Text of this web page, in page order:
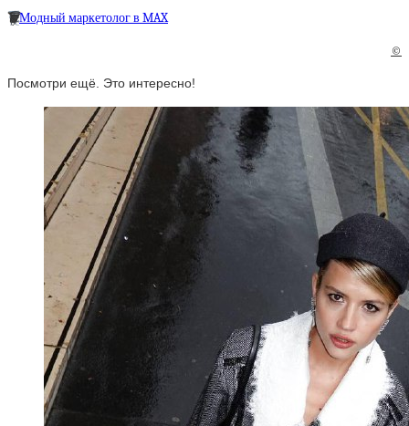
🗑Модный маркетолог в MAX
©
Посмотри ещё. Это интересно!